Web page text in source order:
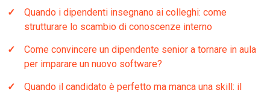
Quando i dipendenti insegnano ai colleghi: come
strutturare lo scambio di conoscenze interno
Come convincere un dipendente senior a tornare in aula
per imparare un nuovo software?
Quando il candidato è perfetto ma manca una skill: il